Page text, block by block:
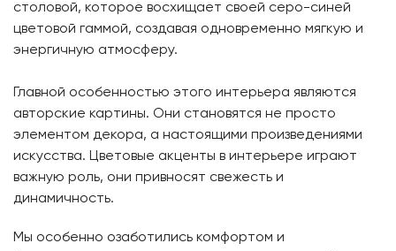
столовой, которое восхищает своей серо-синей
цветовой гаммой, создавая одновременно мягкую и
энергичную атмосферу.
Главной особенностью этого интерьера являются
авторские картины. Они становятся не просто
элементом декора, а настоящими произведениями
искусства. Цветовые акценты в интерьере играют
важную роль, они привносят свежесть и
динамичность.
Мы особенно озаботились комфортом и